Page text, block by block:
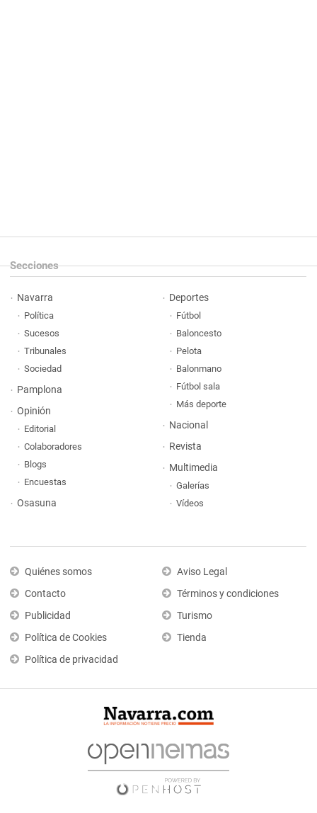
Secciones
Navarra
Política
Sucesos
Tribunales
Sociedad
Pamplona
Opinión
Editorial
Colaboradores
Blogs
Encuestas
Osasuna
Deportes
Fútbol
Baloncesto
Pelota
Balonmano
Fútbol sala
Más deporte
Nacional
Revista
Multimedia
Galerías
Vídeos
Quiénes somos
Contacto
Publicidad
Política de Cookies
Política de privacidad
Aviso Legal
Términos y condiciones
Turismo
Tienda